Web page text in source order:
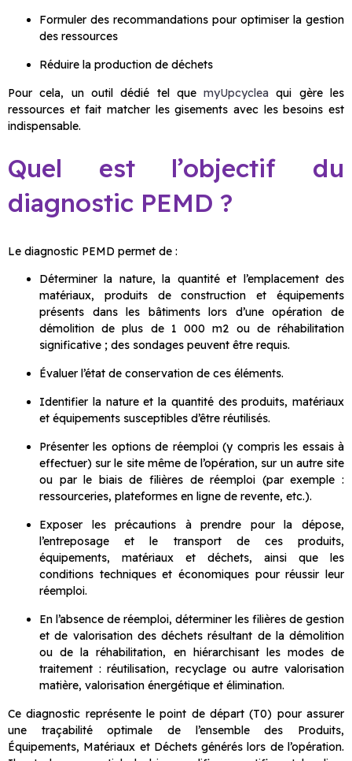
Formuler des recommandations pour optimiser la gestion
des ressources
Réduire la production de déchets
Pour cela, un outil dédié tel quemyUpcyclea qui gère les
ressources et fait matcher les gisements avec les besoins est
indispensable.
Quel est l’objectif du
diagnostic PEMD ?
Le diagnostic PEMD permet de :
Déterminer la nature, la quantité et l’emplacement des
matériaux, produits de construction et équipements
présents dans les bâtiments lors d’une opération de
démolition de plus de 1 000 m2 ou de réhabilitation
significative ; des sondages peuvent être requis.
Évaluer l’état de conservation de ces éléments.
Identifier la nature et la quantité des produits, matériaux
et équipements susceptibles d’être réutilisés.
Présenter les options de réemploi (y compris les essais à
effectuer) sur le site même de l’opération, sur un autre site
ou par le biais de filières de réemploi (par exemple :
ressourceries, plateformes en ligne de revente, etc.).
Exposer les précautions à prendre pour la dépose,
l’entreposage et le transport de ces produits,
équipements, matériaux et déchets, ainsi que les
conditions techniques et économiques pour réussir leur
réemploi.
En l’absence de réemploi, déterminer les filières de gestion
et de valorisation des déchets résultant de la démolition
ou de la réhabilitation, en hiérarchisant les modes de
traitement : réutilisation, recyclage ou autre valorisation
matière, valorisation énergétique et élimination.
Ce diagnostic représente le point de départ (T0) pour assurer
une traçabilité optimale de l’ensemble des Produits,
Équipements, Matériaux et Déchets générés lors de l’opération.